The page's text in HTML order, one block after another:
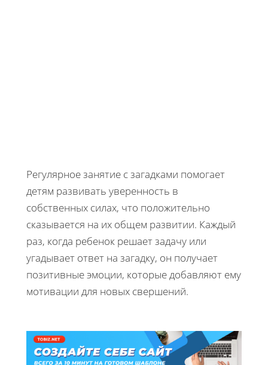
Регулярное занятие с загадками помогает
детям развивать уверенность в
собственных силах, что положительно
сказывается на их общем развитии. Каждый
раз, когда ребенок решает задачу или
угадывает ответ на загадку, он получает
позитивные эмоции, которые добавляют ему
мотивации для новых свершений.